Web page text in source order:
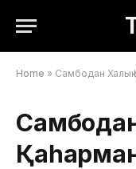
Home » Самбодан Халық